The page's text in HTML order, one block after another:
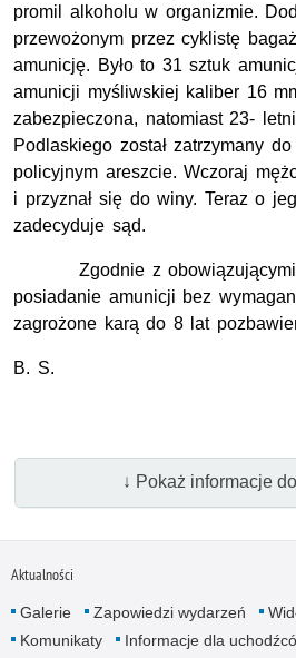
promil alkoholu w organizmie.
przewożonym przez cyklistę
amunicję. Było to 31 sztuk
amunicji myśliwskiej kaliber 16
zabezpieczona, natomiast 23-
Podlaskiego został zatrzymany
policyjnym areszcie. Wczoraj
i przyznał się do winy. Teraz o
zadecyduje sąd.
Zgodnie z obowiązującymi
posiadanie amunicji bez
zagrożone karą do 8 lat
B. S.
↓ Pokaż informacje
Aktualności
Galerie Zapowiedzi wydarzeń
Komunikaty
Informacje dla